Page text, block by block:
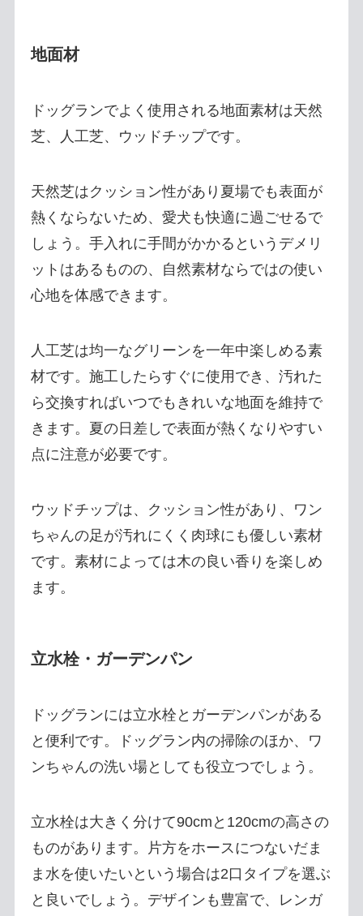
地面材
ドッグランでよく使用される地面素材は天然
芝、人工芝、ウッドチップです。
天然芝はクッション性があり夏場でも表面が
熱くならないため、愛犬も快適に過ごせるで
しょう。手入れに手間がかかるというデメリ
ットはあるものの、自然素材ならではの使い
心地を体感できます。
人工芝は均一なグリーンを一年中楽しめる素
材です。施工したらすぐに使用でき、汚れた
ら交換すればいつでもきれいな地面を維持で
きます。夏の日差しで表面が熱くなりやすい
点に注意が必要です。
ウッドチップは、クッション性があり、ワン
ちゃんの足が汚れにくく肉球にも優しい素材
です。素材によっては木の良い香りを楽しめ
ます。
立水栓・ガーデンパン
ドッグランには立水栓とガーデンパンがある
と便利です。ドッグラン内の掃除のほか、ワ
ンちゃんの洗い場としても役立つでしょう。
立水栓は大きく分けて90cmと120cmの高さの
ものがあります。片方をホースにつないだま
ま水を使いたいという場合は2口タイプを選ぶ
と良いでしょう。デザインも豊富で、レンガ